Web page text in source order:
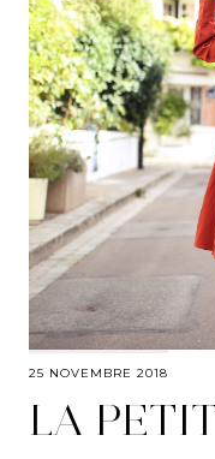
25 NOVEMBRE 2018
LA